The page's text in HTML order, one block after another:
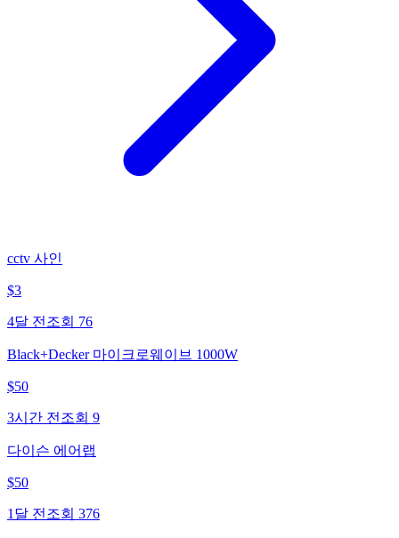
cctv 사인
$3
4달 전 조회 76
Black+Decker 마이크로웨이브 1000W
$50
3시간 전 조회 9
다이슨 에어랩
$50
1달 전 조회 376